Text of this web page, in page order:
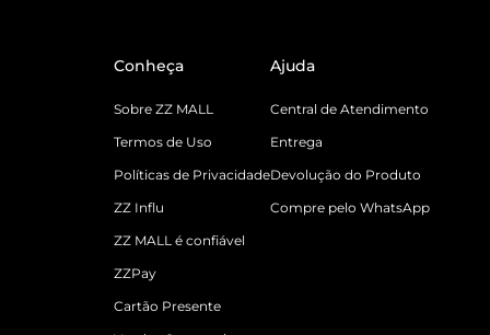
Conheça
Sobre ZZ MALL
Termos de Uso
Políticas de Privacidade
ZZ Influ
ZZ MALL é confiável
ZZPay
Cartão Presente
Ajuda
Central de Atendimento
Entrega
Devolução do Produto
Compre pelo WhatsApp